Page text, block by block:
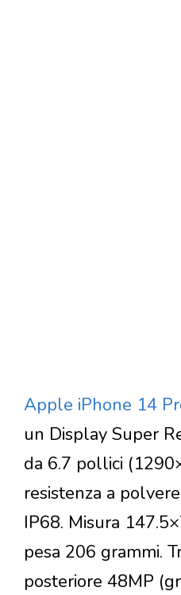
Apple iPhone 14
un Display Super
da 6.7 pollici
resistenza a
IP68. Misura
pesa 206 grammi.
posteriore 48MP